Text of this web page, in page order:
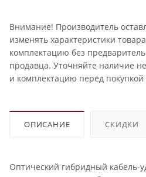
Внимание! Производитель
изменять характеристики
комплектацию без
продавца. Уточняйте наличие
и комплектацию перед покупкой
ОПИСАНИЕ СКИДКИ
Оптический гибридный кабель-